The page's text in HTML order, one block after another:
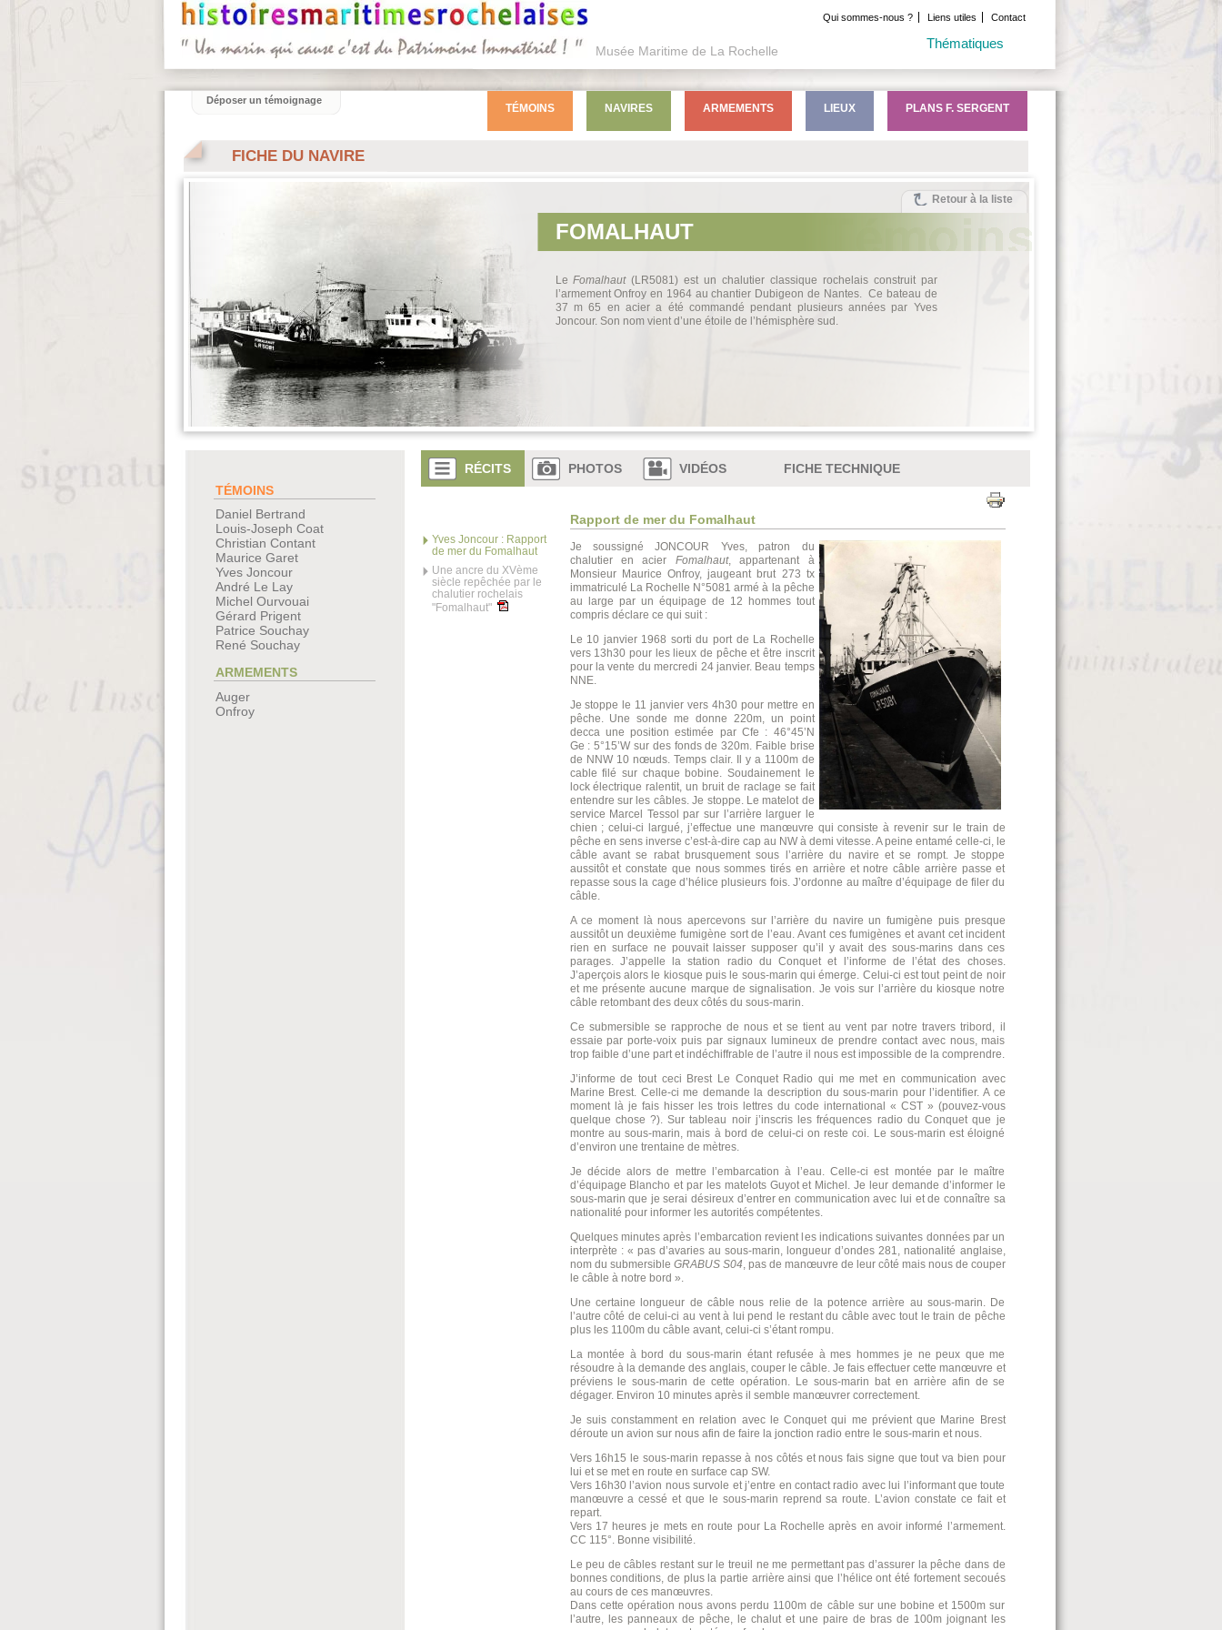
Musée Maritime de La Rochelle
Qui sommes-nous ? Liens utiles Contact
Thématiques
FICHE DU NAVIRE
Retour à la liste
FOMALHAUT
Le Fomalhaut(LR5081) est un chalutier classique rochelais construit par
l’armement Onfroy en 1964 au chantier Dubigeon de Nantes. Ce bateau de
37 m 65 en acier a été commandé pendant plusieurs années par Yves
Joncour. Son nom vient d’une étoile de l’hémisphère sud.
TÉMOINS
Daniel Bertrand
Louis-Joseph Coat
Christian Contant
Maurice Garet
Yves Joncour
André Le Lay
Michel Ourvouai
Gérard Prigent
Patrice Souchay
René Souchay
ARMEMENTS
Auger
Onfroy
RÉCITS PHOTOS VIDÉOS FICHE TECHNIQUE
Yves Joncour : Rapport
de mer du Fomalhaut
Une ancre du XVème
siècle repêchée par le
chalutier rochelais
"Fomalhaut"
Rapport de mer du Fomalhaut
Je soussigné JONCOUR Yves, patron du
chalutier en acier Fomalhaut, appartenant à
Monsieur Maurice Onfroy, jaugeant brut 273 tx
immatriculé La Rochelle N°5081 armé à la pêche
au large par un équipage de 12 hommes tout
compris déclare ce qui suit :
Le 10 janvier 1968 sorti du port de La Rochelle
vers 13h30 pour les lieux de pêche et être inscrit
pour la vente du mercredi 24 janvier. Beau temps
NNE.
Je stoppe le 11 janvier vers 4h30 pour mettre en
pêche. Une sonde me donne 220m, un point
decca une position estimée par Cfe : 46°45’N
Ge : 5°15’W sur des fonds de 320m. Faible brise
de NNW 10 nœuds. Temps clair. Il y a 1100m de
cable filé sur chaque bobine. Soudainement le
lock électrique ralentit, un bruit de raclage se fait
entendre sur les câbles. Je stoppe. Le matelot de
service Marcel Tessol par sur l’arrière larguer le
chien ; celui-ci largué, j’effectue une manœuvre qui consiste à revenir sur le train de
pêche en sens inverse c’est-à-dire cap au NW à demi vitesse. A peine entamé celle-ci, le
câble avant se rabat brusquement sous l’arrière du navire et se rompt. Je stoppe
aussitôt et constate que nous sommes tirés en arrière et notre câble arrière passe et
repasse sous la cage d’hélice plusieurs fois. J’ordonne au maître d’équipage de filer du
câble.
A ce moment là nous apercevons sur l’arrière du navire un fumigène puis presque
aussitôt un deuxième fumigène sort de l’eau. Avant ces fumigènes et avant cet incident
rien en surface ne pouvait laisser supposer qu’il y avait des sous-marins dans ces
parages. J’appelle la station radio du Conquet et l’informe de l’état des choses.
J’aperçois alors le kiosque puis le sous-marin qui émerge. Celui-ci est tout peint de noir
et me présente aucune marque de signalisation. Je vois sur l’arrière du kiosque notre
câble retombant des deux côtés du sous-marin.
Ce submersible se rapproche de nous et se tient au vent par notre travers tribord, il
essaie par porte-voix puis par signaux lumineux de prendre contact avec nous, mais
trop faible d’une part et indéchiffrable de l’autre il nous est impossible de la comprendre.
J’informe de tout ceci Brest Le Conquet Radio qui me met en communication avec
Marine Brest. Celle-ci me demande la description du sous-marin pour l’identifier. A ce
moment là je fais hisser les trois lettres du code international « CST » (pouvez-vous
quelque chose ?). Sur tableau noir j’inscris les fréquences radio du Conquet que je
montre au sous-marin, mais à bord de celui-ci on reste coi. Le sous-marin est éloigné
d’environ une trentaine de mètres.
Je décide alors de mettre l’embarcation à l’eau. Celle-ci est montée par le maître
d’équipage Blancho et par les matelots Guyot et Michel. Je leur demande d’informer le
sous-marin que je serai désireux d’entrer en communication avec lui et de connaître sa
nationalité pour informer les autorités compétentes.
Quelques minutes après l’embarcation revient les indications suivantes données par un
interprète : « pas d’avaries au sous-marin, longueur d’ondes 281, nationalité anglaise,
nom du submersible GRABUS S04, pas de manœuvre de leur côté mais nous de couper
le câble à notre bord ».
Une certaine longueur de câble nous relie de la potence arrière au sous-marin. De
l’autre côté de celui-ci au vent à lui pend le restant du câble avec tout le train de pêche
plus les 1100m du câble avant, celui-ci s’étant rompu.
La montée à bord du sous-marin étant refusée à mes hommes je ne peux que me
résoudre à la demande des anglais, couper le câble. Je fais effectuer cette manœuvre et
préviens le sous-marin de cette opération. Le sous-marin bat en arrière afin de se
dégager. Environ 10 minutes après il semble manœuvrer correctement.
Je suis constamment en relation avec le Conquet qui me prévient que Marine Brest
déroute un avion sur nous afin de faire la jonction radio entre le sous-marin et nous.
Vers 16h15 le sous-marin repasse à nos côtés et nous fais signe que tout va bien pour
lui et se met en route en surface cap SW.
Vers 16h30 l’avion nous survole et j’entre en contact radio avec lui l’informant que toute
manœuvre a cessé et que le sous-marin reprend sa route. L’avion constate ce fait et
repart.
Vers 17 heures je mets en route pour La Rochelle après en avoir informé l’armement.
CC 115°. Bonne visibilité.
Le peu de câbles restant sur le treuil ne me permettant pas d’assurer la pêche dans de
bonnes conditions, de plus la partie arrière ainsi que l’hélice ont été fortement secoués
au cours de ces manœuvres.
Dans cette opération nous avons perdu 1100m de câble sur une bobine et 1500m sur
l’autre, les panneaux de pêche, le chalut et une paire de bras de 100m joignant les
TÉMOINS NAVIRES ARMEMENTS LIEUX PLANS F. SERGENT
Déposer un témoignage